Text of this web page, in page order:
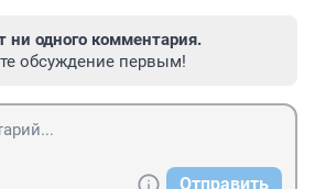
ни одного комментария.
обсуждение первым!
Отправить